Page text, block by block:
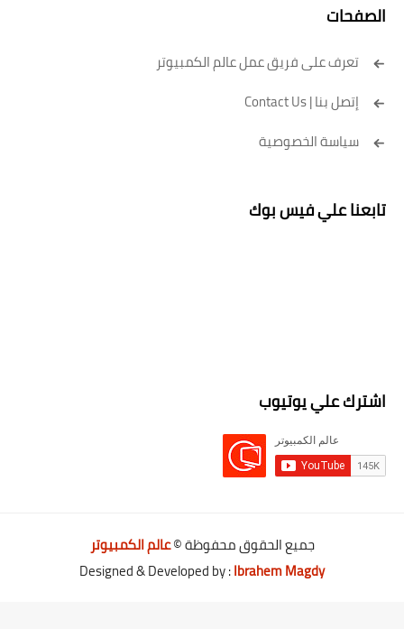
الصفحات
تعرف على فريق عمل عالم الكمبيوتر
إتصل بنا | Contact Us
سياسة الخصوصية
تابعنا علي فيس بوك
اشترك علي يوتيوب
جميع الحقوق محفوظة ©عالم الكمبيوتر
Designed & Developed by :Ibrahem Magdy